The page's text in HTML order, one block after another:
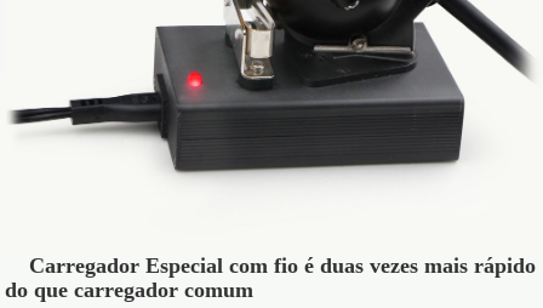
Carregador Especial com fio é duas vezes mais rápido
do que carregador comum